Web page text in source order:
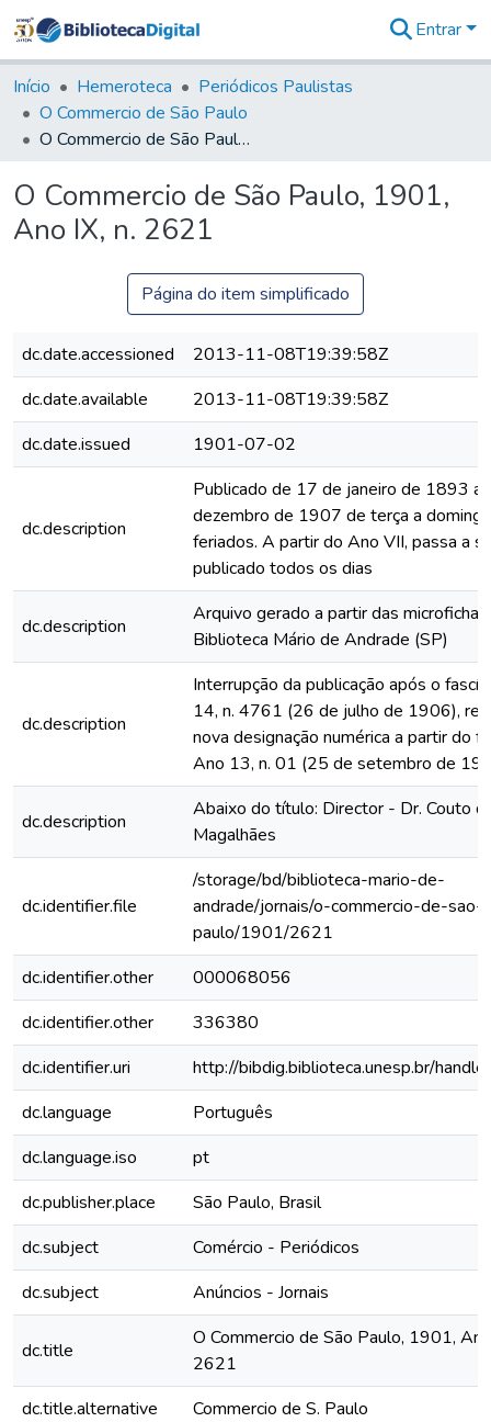
&
Coleções
Tudo na
Biblioteca
Estatísticas
Entrar
Início Hemeroteca
Periódicos Paulistas
O Commercio de São Paulo
O Commercio de São Paulo, 1901, Ano IX, n. 2621
O Commercio de São Paulo, 1901,
Ano IX, n. 2621
Página do item simplificado
dc.date.accessioned
2013-11-08T19:39:58Z
dc.date.available
2013-11-08T19:39:58Z
dc.date.issued
1901-07-02
dc.description
Publicado de 17 de janeiro de 1893 a
dezembro de 1907 de terça a
feriados. A partir do Ano VII, passa a
publicado todos os dias
dc.description
Arquivo gerado a partir das
Biblioteca Mário de Andrade (SP)
dc.description
Interrupção da publicação após o
14, n. 4761 (26 de julho de 1906),
nova designação numérica a partir do
Ano 13, n. 01 (25 de setembro de
dc.description
Abaixo do título: Director - Dr. Couto
Magalhães
dc.identifier.file
/storage/bd/biblioteca-mario-de-
andrade/jornais/o-commercio-de-sao-
paulo/1901/2621
dc.identifier.other
000068056
dc.identifier.other
336380
dc.identifier.uri
http://bibdig.biblioteca.unesp.br/
dc.language
Português
dc.language.iso
pt
dc.publisher.place
São Paulo, Brasil
dc.subject
Comércio - Periódicos
dc.subject
Anúncios - Jornais
dc.title
O Commercio de São Paulo, 1901,
2621
dc.title.alternative
Commercio de S. Paulo